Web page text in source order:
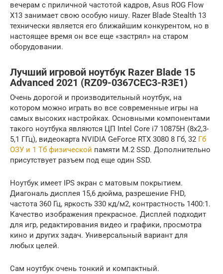
вечерам с приличной частотой кадров, Asus ROG Flow
X13 занимает свою особую нишу. Razer Blade Stealth 13
технически является его ближайшим конкурентом, но в
настоящее время он все еще «застрял» на старом
оборудовании.
Лучший игровой ноутбук Razer Blade 15
Advanced 2021 (RZ09-0367CEC3-R3E1)
Очень дорогой и производительный ноутбук, на
котором можно играть во все современные игры на
самых высоких настройках. Основными компонентами
такого ноутбука являются ЦП Intel Core i7 10875H (8х2,3-
5,1 ГГц), видеокарта NVIDIA GeForce RTX 3080 8 Гб, 32 Гб
ОЗУ и 1 Тб физической памяти M.2 SSD. Дополнительно
присутствует разъем под еще один SSD.
Ноутбук имеет IPS экран с матовым покрытием.
Диагональ дисплея 15,6 дюйма, разрешение FHD,
частота 360 Гц, яркость 330 кд/м2, контрастность 1400:1.
Качество изображения прекрасное. Дисплей подходит
для игр, редактирования видео и графики, просмотра
кино и других задач. Универсальный вариант для
любых целей.
Сам ноутбук очень тонкий и компактный.